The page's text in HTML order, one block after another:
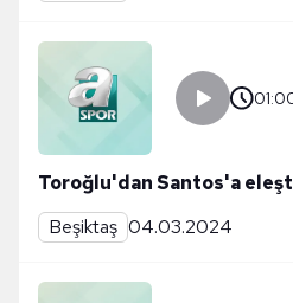
Toroğlu'dan Santos'a
Beşiktaş 04.03.2024